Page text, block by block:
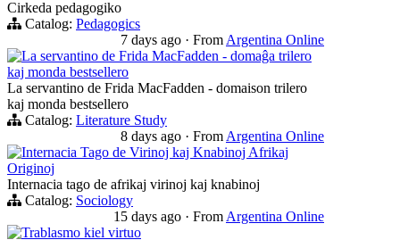
Cirkeda pedagogiko
Catalog: Pedagogics
7 days ago · From Argentina Online
La servantino de Frida MacFadden - domaĝa trilero
kaj monda bestsellero
La servantino de Frida MacFadden - domaison trilero
kaj monda bestsellero
Catalog: Literature Study
8 days ago · From Argentina Online
Internacia Tago de Virinoj kaj Knabinoj Afrikaj
Originoj
Internacia tago de afrikaj virinoj kaj knabinoj
Catalog: Sociology
15 days ago · From Argentina Online
Trablasmo kiel virtuo